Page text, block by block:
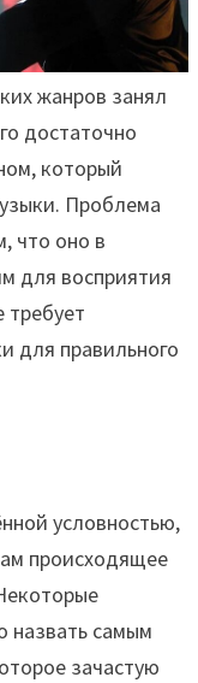
жанров занял
достаточно
который
Проблема
что оно в
для восприятия
требует
для правильного
условностью,
происходящее
назвать самым
зачастую